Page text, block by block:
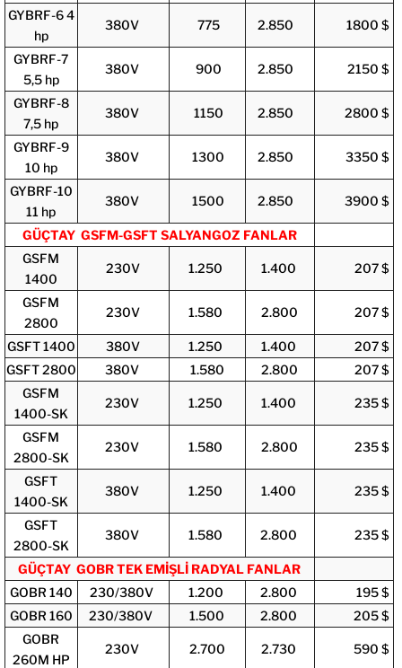
GYBRF-6 4
hp
380V 775 2.850 1800 $
GYBRF-7
5,5 hp
380V 900 2.850 2150 $
GYBRF-8
7,5 hp
380V 1150 2.850 2800 $
GYBRF-9
10 hp
380V 1300 2.850 3350 $
GYBRF-10
11 hp
380V 1500 2.850 3900 $
GÜÇTAY GSFM-GSFT SALYANGOZ FANLAR
GSFM
1400
230V 1.250 1.400 207 $
GSFM
2800
230V 1.580 2.800 207 $
GSFT 1400 380V 1.250 1.400
207 $
GSFT 2800
380V 1.580 2.800
207 $
GSFM
1400-SK
230V 1.250 1.400 235 $
GSFM
2800-SK
230V 1.580 2.800 235 $
GSFT
1400-SK
380V 1.250 1.400 235 $
GSFT
2800-SK
380V 1.580 2.800 235 $
GÜÇTAY GOBR TEK EMİŞLİ RADYAL FANLAR
GOBR 140
230/380V 1.200 2.800
195 $
GOBR 160
230/380V 1.500 2.800
205 $
GOBR
260M HP
230V 2.700 2.730 590 $